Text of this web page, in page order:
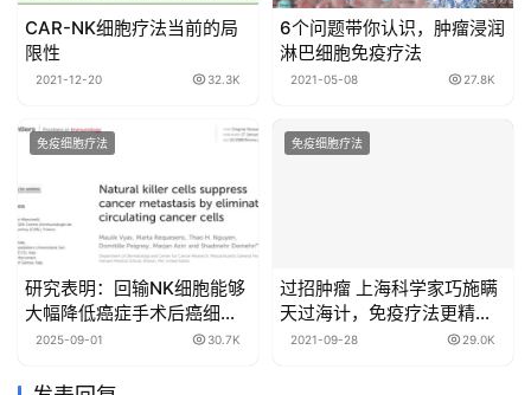
CAR-NK细胞疗法当前的局
限性
2021-12-20 32.3K
6个问题带你认识，肿瘤浸润
淋巴细胞免疫疗法
2021-05-08 27.8K
免疫细胞疗法
研究表明：回输NK细胞能够
大幅降低癌症手术后癌细胞
转移的风险
2025-09-01 30.7K
免疫细胞疗法
过招肿瘤 上海科学家巧施瞒
天过海计，免疫疗法更精准
更长效！
2021-09-28 29.0K